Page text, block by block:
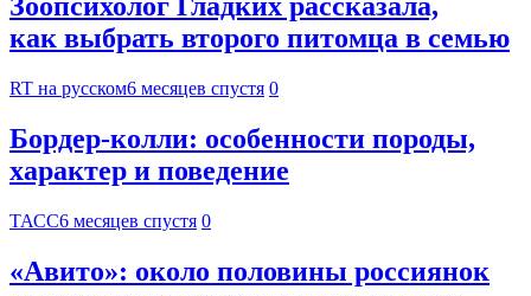
Зоопсихолог Гладких рассказала,
как выбрать второго питомца в семью
RT на русском6 месяцев спустя 0
Бордер-колли: особенности породы,
характер и поведение
ТАСС6 месяцев спустя 0
«Авито»: около половины россиянок